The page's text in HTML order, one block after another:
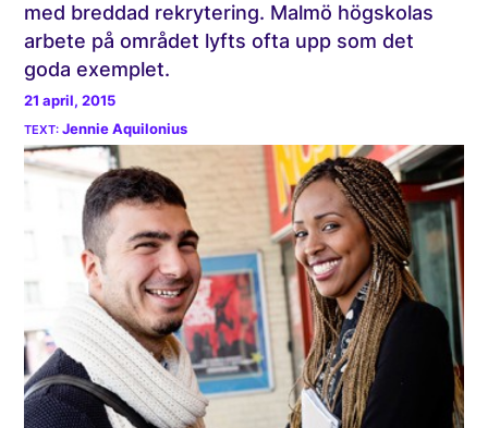
med breddad rekrytering. Malmö högskolas
arbete på området lyfts ofta upp som det
goda exemplet.
21 april, 2015
Jennie Aquilonius